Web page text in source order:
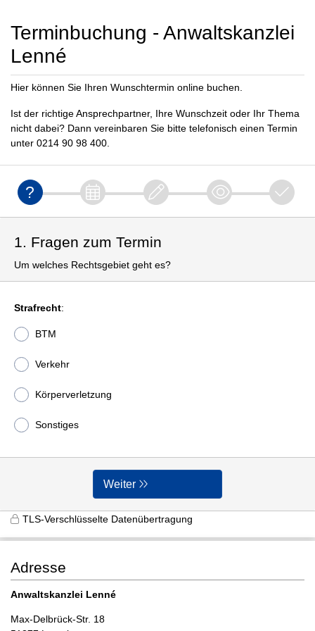
Terminbuchung - Anwaltskanzlei
Lenné
Hier können Sie Ihren Wunschtermin online buchen.
Ist der richtige Ansprechpartner, Ihre Wunschzeit oder Ihr Thema
nicht dabei? Dann vereinbaren Sie bitte telefonisch einen Termin
unter 0214 90 98 400.
1. Fragen zum Termin
Um welches Rechtsgebiet geht es?
Strafrecht:
BTM
Verkehr
Körperverletzung
Sonstiges
Weiter
TLS-Verschlüsselte Datenübertragung
Adresse
Anwaltskanzlei Lenné
Max-Delbrück-Str. 18